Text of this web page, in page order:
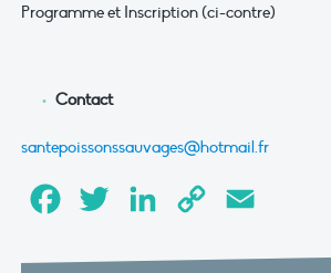
Programme et Inscription (ci-contre)
Contact
santepoissonssauvages@hotmail.fr
FacebookTwitter LinkedInCopy